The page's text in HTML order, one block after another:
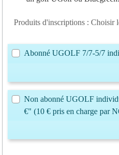
Produits d'inscriptions : Choisir
Abonné UGOLF 7/7-5/7
Non abonné UGOLF
€" (10 € pris en charge par